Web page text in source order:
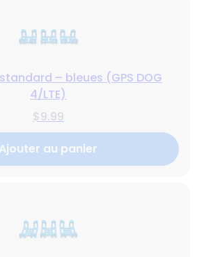
– bleues (GPS DOG
4/LTE)
$9.99
Ajouter au panier